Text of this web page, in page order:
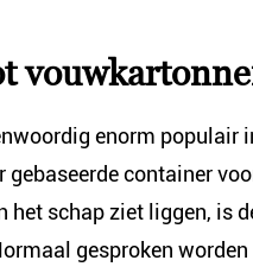
enorm populair
gebaseerde container
het schap ziet liggen, is
gesproken